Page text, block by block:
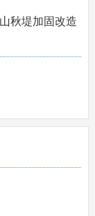
秋堤加固改造